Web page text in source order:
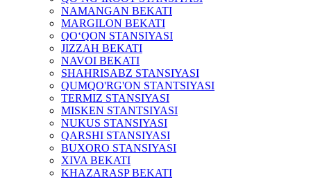
NAMANGAN BEKATI
MARGILON BEKATI
QO‘QON STANSIYASI
JIZZAH BEKATI
NAVOI BEKATI
SHAHRISABZ STANSIYASI
QUMQO'RG'ON STANTSIYASI
TERMIZ STANSIYASI
MISKEN STANTSIYASI
NUKUS STANSIYASI
QARSHI STANSIYASI
BUXORO STANSIYASI
XIVA BEKATI
KHAZARASP BEKATI